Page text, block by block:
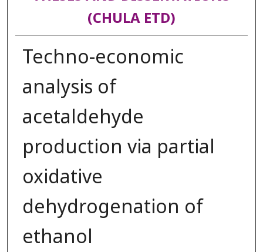
(CHULA ETD)
Techno-economic
analysis of
acetaldehyde
production via partial
oxidative
dehydrogenation of
ethanol